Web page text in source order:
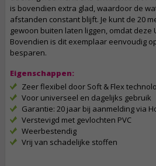
is bovendien extra glad, waardoor de
afstanden constant blijft. Je kunt de 20
gewoon buiten laten liggen, omdat deze
Bovendien is dit exemplaar eenvoudig
besparen.
Eigenschappen:
Zeer flexibel door Soft & Flex
Voor universeel en dagelijks gebruik
Garantie: 20 jaar bij aanmelding via
Verstevigd met gevlochten PVC
Weerbestendig
Vrij van schadelijke stoffen